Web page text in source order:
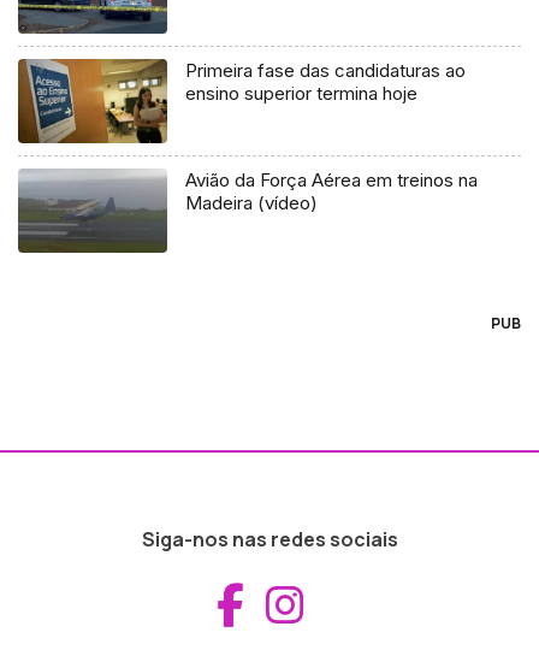
Primeira fase das candidaturas ao
ensino superior termina hoje
Avião da Força Aérea em treinos na
Madeira (vídeo)
PUB
Siga-nos nas redes sociais
Aceder ao